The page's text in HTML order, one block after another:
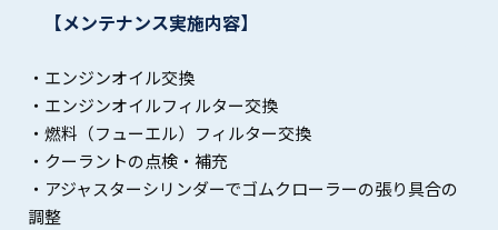
【メンテナンス実施内容】
・エンジンオイル交換
・エンジンオイルフィルター交換
・燃料（フューエル）フィルター交換
・クーラントの点検・補充
・アジャスターシリンダーでゴムクローラーの張り具合の
調整